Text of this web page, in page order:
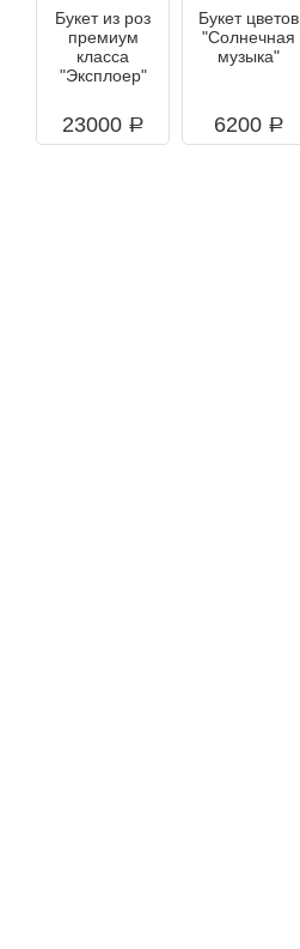
Букет из роз
премиум
класса
"Эксплоер"
23000 a
Букет цветов
"Солнечная
музыка"
6200 a